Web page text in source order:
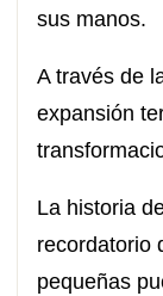
sus manos.
A través de
expansión
La historia
recordatorio
pequeñas